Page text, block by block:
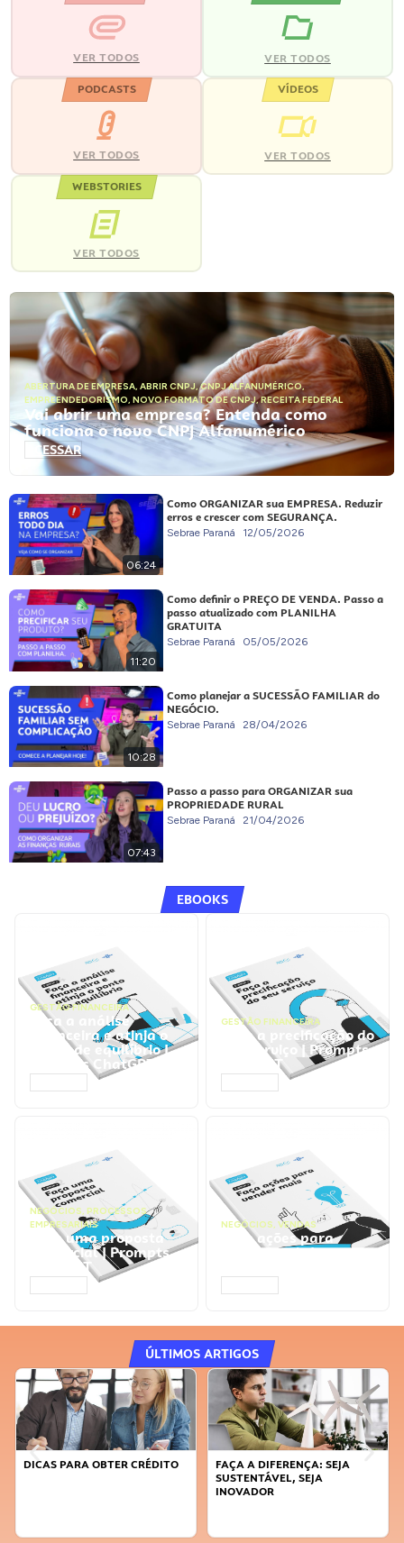
VER TODOS VER TODOS
PODCASTS
VER TODOS
VÍDEOS
VER TODOS
WEBSTORIES
VER TODOS
ABERTURA DE EMPRESA, ABRIR CNPJ,CNPJ ALFANUMÉRICO,
EMPREENDEDORISMO, NOVO FORMATO DE CNPJ,RECEITA FEDERAL
Vai abrir uma empresa? Entenda como
funciona o novo CNPJ Alfanumérico
ACESSAR
06:24
Como ORGANIZAR sua EMPRESA. Reduzir
erros e crescer com SEGURANÇA.
Sebrae Paraná 12/05/2026
11:20
Como definir o PREÇO DE VENDA. Passo a
passo atualizado com PLANILHA
GRATUITA
Sebrae Paraná 05/05/2026
10:28
Como planejar a SUCESSÃO FAMILIAR do
NEGÓCIO.
Sebrae Paraná 28/04/2026
07:43
Passo a passo para ORGANIZAR sua
PROPRIEDADE RURAL
Sebrae Paraná 21/04/2026
EBOOKS
GESTÃO FINANCEIRA
Faça a análise
financeira e atinja o
ponto de equilíbrio |
Prompts ChatGPT
GESTÃO FINANCEIRA
Faça a precificação do
seu serviço | Prompts
ChatGPT
NEGÓCIOS, PROCESSOS
EMPRESARIAIS
Faça uma proposta
comercial | Prompts
ChatGPT
NEGÓCIOS, VENDAS
Faça ações para
vender mais |
ÚLTIMOS ARTIGOS
DICAS PARA OBTER CRÉDITO
FAÇA A DIFERENÇA: SEJA
SUSTENTÁVEL, SEJA
INOVADOR